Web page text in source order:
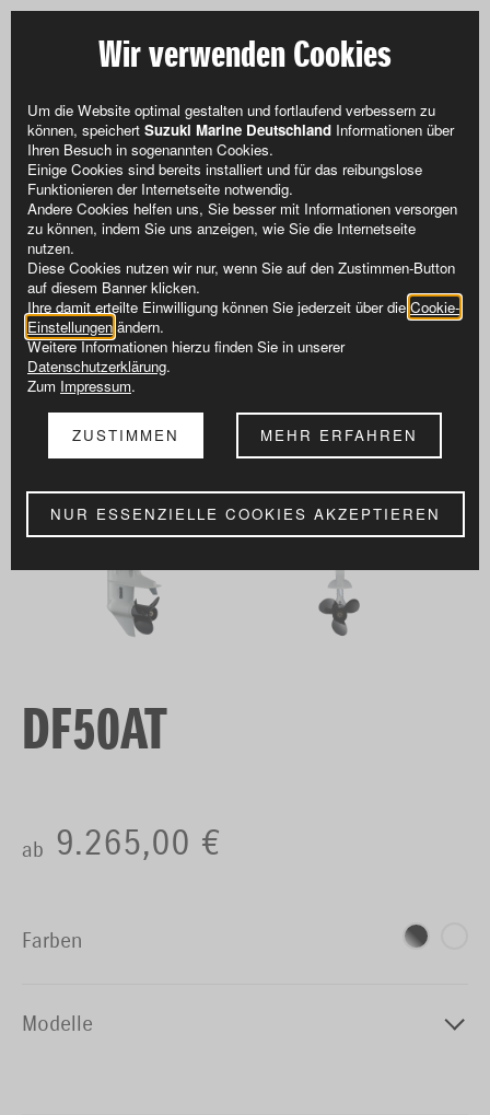
Wir verwenden Cookies
Um die Website optimal gestalten und fortlaufend verbessern zu
können, speichert Suzuki Marine Deutschland Informationen über
Ihren Besuch in sogenannten Cookies.
Einige Cookies sind bereits installiert und für das reibungslose
Funktionieren der Internetseite notwendig.
Andere Cookies helfen uns, Sie besser mit Informationen versorgen
zu können, indem Sie uns anzeigen, wie Sie die Internetseite
nutzen.
Diese Cookies nutzen wir nur, wenn Sie auf den Zustimmen-Button
auf diesem Banner klicken.
Ihre damit erteilte Einwilligung können Sie jederzeit über die Cookie-
Einstellungen ändern.
Weitere Informationen hierzu finden Sie in unserer
Datenschutzerklärung.
Zum Impressum.
ZUSTIMMEN MEHR ERFAHREN
NUR ESSENZIELLE COOKIES AKZEPTIEREN
DF50AT
ab 9.265,00 €
Farben
Modelle